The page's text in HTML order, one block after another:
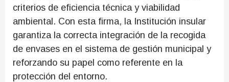
criterios de eficiencia técnica y viabilidad
ambiental. Con esta firma, la Institución insular
garantiza la correcta integración de la recogida
de envases en el sistema de gestión municipal y
reforzando su papel como referente en la
protección del entorno.